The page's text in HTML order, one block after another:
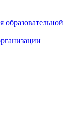
образовательной